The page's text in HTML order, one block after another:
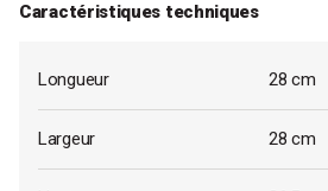
Caractéristiques techniques
Longueur 28 cm
Largeur 28 cm